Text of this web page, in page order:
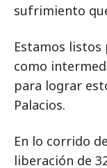
sufrimiento
Estamos
como
para lograr
Palacios.
En lo corrido
liberación de